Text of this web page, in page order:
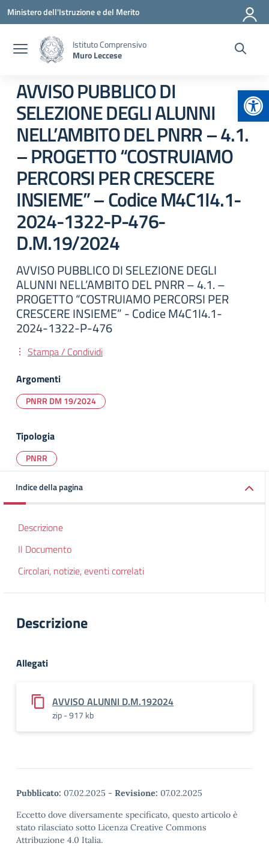
Vai ai contenuti
Vai al menu di navigazione
Vai al footer
Ministero dell'Istruzione e del Merito
Istituto Comprensivo
Muro Leccese
AVVISO PUBBLICO DI
SELEZIONE DEGLI ALUNNI
NELL’AMBITO DEL PNRR – 4.1.
– PROGETTO “COSTRUIAMO
PERCORSI PER CRESCERE
INSIEME” – Codice M4C1I4.1-
2024-1322-P-476-
D.M.19/2024
AVVISO PUBBLICO DI SELEZIONE DEGLI
ALUNNI NELL’AMBITO DEL PNRR – 4.1. –
PROGETTO “COSTRUIAMO PERCORSI PER
CRESCERE INSIEME” - Codice M4C1I4.1-
2024-1322-P-476
Stampa / Condividi
Argomenti
PNRR DM 19/2024
Tipologia
PNRR
Indice della pagina
Descrizione
Il Documento
Circolari, notizie, eventi correlati
Descrizione
Allegati
AVVISO ALUNNI D.M.192024
zip - 917 kb
Pubblicato: 07.02.2025 - Revisione: 07.02.2025
Eccetto dove diversamente specificato, questo articolo è
stato rilasciato sotto Licenza Creative Commons
Attribuzione 4.0 Italia.